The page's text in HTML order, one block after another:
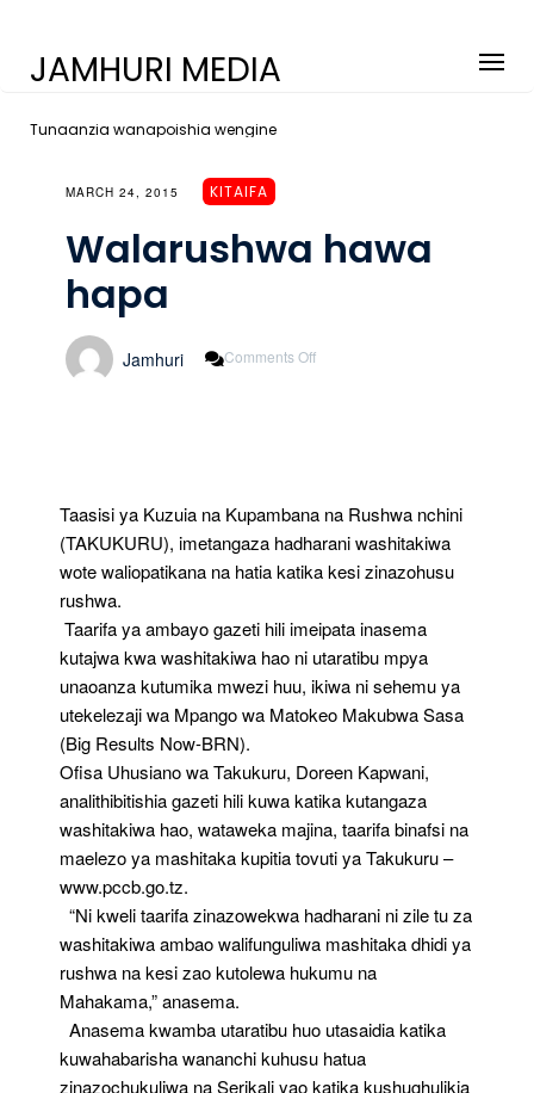
JAMHURI MEDIA
Tunaanzia wanapoishia wengine
MARCH 24, 2015 KITAIFA
Walarushwa hawa
hapa
Jamhuri Comments Off
Taasisi ya Kuzuia na Kupambana na Rushwa nchini
(TAKUKURU), imetangaza hadharani washitakiwa
wote waliopatikana na hatia katika kesi zinazohusu
rushwa.
Taarifa ya ambayo gazeti hili imeipata inasema
kutajwa kwa washitakiwa hao ni utaratibu mpya
unaoanza kutumika mwezi huu, ikiwa ni sehemu ya
utekelezaji wa Mpango wa Matokeo Makubwa Sasa
(Big Results Now-BRN).
Ofisa Uhusiano wa Takukuru, Doreen Kapwani,
analithibitishia gazeti hili kuwa katika kutangaza
washitakiwa hao, wataweka majina, taarifa binafsi na
maelezo ya mashitaka kupitia tovuti ya Takukuru –
www.pccb.go.tz.
“Ni kweli taarifa zinazowekwa hadharani ni zile tu za
washitakiwa ambao walifunguliwa mashitaka dhidi ya
rushwa na kesi zao kutolewa hukumu na
Mahakama,” anasema.
Anasema kwamba utaratibu huo utasaidia katika
kuwahabarisha wananchi kuhusu hatua
zinazochukuliwa na Serikali yao katika kushughulikia